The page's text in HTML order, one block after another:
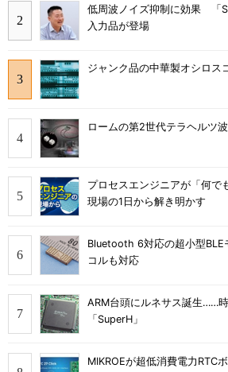
低周波ノイズ抑制に効果 「
入力品が登場
ジャンク品の中華製オシロス
ロームの第2世代テラヘルツ
プロセスエンジニアが「何で
現場の1日から解き明かす
Bluetooth 6対応の超小型BLE
コルも対応
ARM台頭にルネサス誕生……
「SuperH」
MIKROEが超低消費電力RTC